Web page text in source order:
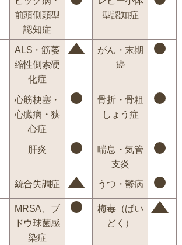
前頭側頭型
認知症
型認知症
ALS・筋萎
縮性側索硬
化症
がん・末期
癌
心筋梗塞・
心臓病・狭
心症
骨折・骨粗
しょう症
肝炎
喘息・気管
支炎
統合失調症 うつ・鬱病
MRSA、ブ
ドウ球菌感
染症
梅毒（ばい
どく）